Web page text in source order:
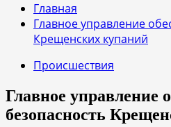
Главная
Главное управление
Крещенских купаний
Происшествия
Главное управление
безопасность